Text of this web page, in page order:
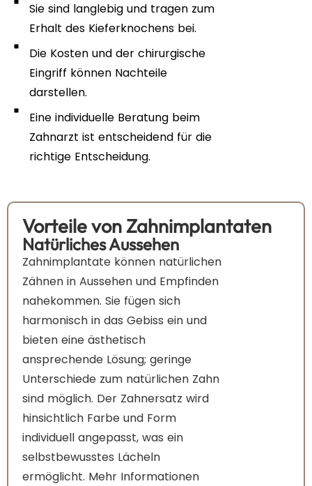
Sie sind langlebig und tragen zum
Erhalt des Kieferknochens bei.
Die Kosten und der chirurgische
Eingriff können Nachteile
darstellen.
Eine individuelle Beratung beim
Zahnarzt ist entscheidend für die
richtige Entscheidung.
Vorteile von Zahnimplantaten
Natürliches Aussehen
Zahnimplantate können natürlichen
Zähnen in Aussehen und Empfinden
nahekommen. Sie fügen sich
harmonisch in das Gebiss ein und
bieten eine ästhetisch
ansprechende Lösung; geringe
Unterschiede zum natürlichen Zahn
sind möglich. Der Zahnersatz wird
hinsichtlich Farbe und Form
individuell angepasst, was ein
selbstbewusstes Lächeln
ermöglicht. Mehr Informationen